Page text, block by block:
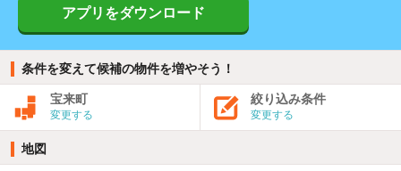
アプリをダウンロード
条件を変えて候補の物件を増やそう！
宝来町
変更する
絞り込み条件
変更する
地図